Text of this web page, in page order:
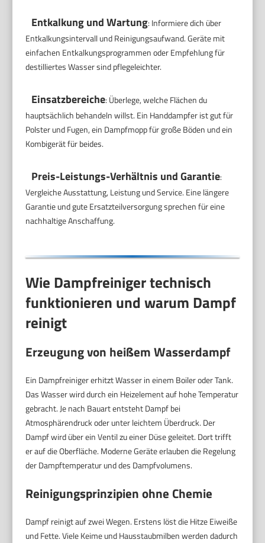
Entkalkung und Wartung: Informiere dich über
Entkalkungsintervall und Reinigungsaufwand. Geräte mit
einfachen Entkalkungsprogrammen oder Empfehlung für
destilliertes Wasser sind pflegeleichter.
Einsatzbereiche: Überlege, welche Flächen du
hauptsächlich behandeln willst. Ein Handdampfer ist gut für
Polster und Fugen, ein Dampfmopp für große Böden und ein
Kombigerät für beides.
Preis-Leistungs-Verhältnis und Garantie:
Vergleiche Ausstattung, Leistung und Service. Eine längere
Garantie und gute Ersatzteilversorgung sprechen für eine
nachhaltige Anschaffung.
Wie Dampfreiniger technisch
funktionieren und warum Dampf
reinigt
Erzeugung von heißem Wasserdampf
Ein Dampfreiniger erhitzt Wasser in einem Boiler oder Tank.
Das Wasser wird durch ein Heizelement auf hohe Temperatur
gebracht. Je nach Bauart entsteht Dampf bei
Atmosphärendruck oder unter leichtem Überdruck. Der
Dampf wird über ein Ventil zu einer Düse geleitet. Dort trifft
er auf die Oberfläche. Moderne Geräte erlauben die Regelung
der Dampftemperatur und des Dampfvolumens.
Reinigungsprinzipien ohne Chemie
Dampf reinigt auf zwei Wegen. Erstens löst die Hitze Eiweiße
und Fette. Viele Keime und Hausstaubmilben werden dadurch